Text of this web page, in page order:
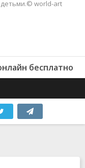
детьми.© world-art
бесплатно